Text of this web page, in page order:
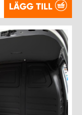
LÄGG TILL